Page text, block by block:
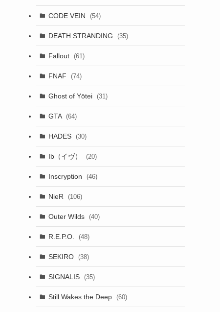
CODE VEIN (54)
DEATH STRANDING (35)
Fallout (61)
FNAF (74)
Ghost of Yōtei (31)
GTA (64)
HADES (30)
Ib（イヴ） (20)
Inscryption (46)
NieR (106)
Outer Wilds (40)
R.E.P.O. (48)
SEKIRO (38)
SIGNALIS (35)
Still Wakes the Deep (60)